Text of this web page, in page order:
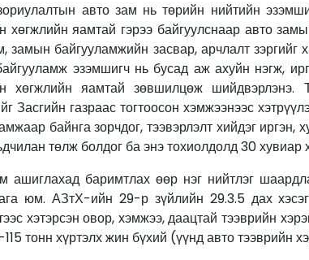
авто зам нь төрийн нийтийн
хөгжлийн яамтай гэрээ байгуулснаар авто
замын байгууламжийн засвар, арчлалт зэргийг
эзэмшигч нь бусад аж ахуйн нэгж,
хөгжлийн яамтай зөвшилцөж шийдвэрлэнэ.
Засгийн газраас тогтоосон хэмжээнээс
байнга зорчдог, тээвэрлэлт хийдэг
төлж болдог ба энэ тохиолдолд 30 хувиар
ашиглахад баримтлах өөр нэг нийтлэг
юм. АЗтХ-ийн 29-р зүйлийн 29.3.5 дах
хэтэрсэн овор, хэмжээ, даацтай тээврийн
тонн хүртэлх жин бүхий (үүнд авто тээврийн